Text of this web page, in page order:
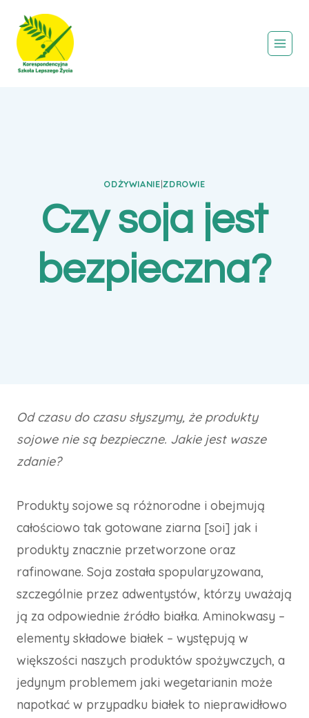
Przejdź
treści
ODŻYWIANIE|ZDROWIE
Czy soja jest
bezpieczna?
Od czasu do czasu słyszymy, że produkty
sojowe nie są bezpieczne. Jakie jest wasze
zdanie?
Produkty sojowe są różnorodne i obejmują
całościowo tak gotowane ziarna [soi] jak i
produkty znacznie przetworzone oraz
rafinowane. Soja została spopularyzowana,
szczególnie przez adwentystów, którzy uważają
ją za odpowiednie źródło białka. Aminokwasy –
elementy składowe białek – występują w
większości naszych produktów spożywczych, a
jedynym problemem jaki wegetarianin może
napotkać w przypadku białek to nieprawidłowo